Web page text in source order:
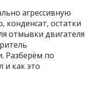
агрессивную
конденсат, остатки
отмывки двигателя
Разберём по
и как это